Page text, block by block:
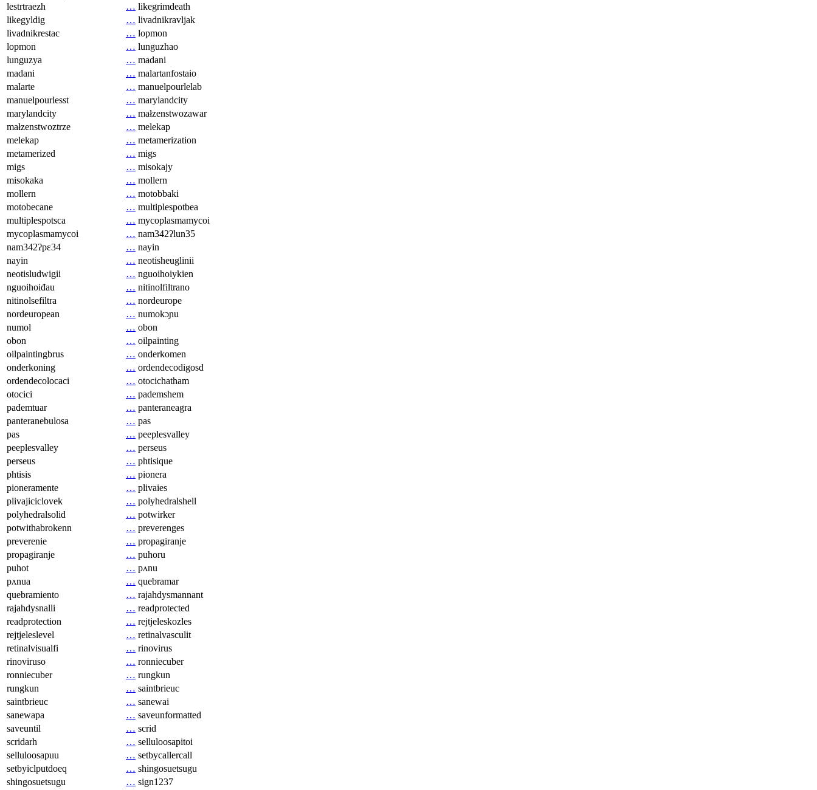
lestrtraezh
… likegrimdeath
likegyldig
… livadnikravljak
livadnikrestac
… lopmon
lopmon
… lunguzhao
lunguzya
… madani
madani
… malartanfostaio
malarte
… manuelpourlelab
manuelpourlesst
… marylandcity
marylandcity
… małzenstwozawar
małzenstwoztrze
… melekap
melekap
… metamerization
metamerized
… migs
migs
… misokajy
misokaka
… mollern
mollern
… motobbaki
motobecane
… multiplespotbea
multiplespotsca
… mycoplasmamycoi
mycoplasmamycoi
… nam342ʔlun35
nam342ʔpɛ34
… nayin
nayin
… neotisheuglinii
neotisludwigii
… nguoihoiykien
nguoihoiđau
… nitinolfiltrano
nitinolsefiltra
… nordeurope
nordeuropean
… numokɔɲu
numol
… obon
obon
… oilpainting
oilpaintingbrus
… onderkomen
onderkoning
… ordendecodigosd
ordendecolocaci
… otocichatham
otocici
… pademshem
pademtuar
… panteraneagra
panteranebulosa
… pas
pas
… peeplesvalley
peeplesvalley
… perseus
perseus
… phtisique
phtisis
… pionera
pioneramente
… plivaies
plivajiciclovek
… polyhedralshell
polyhedralsolid
… potwirker
potwithabrokenn
… preverenges
preverenie
… propagiranje
propagiranje
… puhoru
puhot
… pʌnu
pʌnua
… quebramar
quebramiento
… rajahdysmannant
rajahdysnalli
… readprotected
readprotection
… rejtjeleskozles
rejtjeleslevel
… retinalvasculit
retinalvisualfi
… rinovirus
rinoviruso
… ronniecuber
ronniecuber
… rungkun
rungkun
… saintbrieuc
saintbrieuc
… sanewai
sanewapa
… saveunformatted
saveuntil
… scrid
scridarh
… selluloosapitoi
selluloosapuu
… setbycallercall
setbyiclputdoeq
… shingosuetsugu
shingosuetsugu
… sign1237